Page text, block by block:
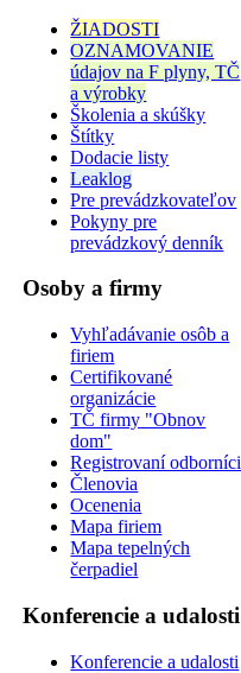
ŽIADOSTI
OZNAMOVANIE
údajov na F plyny, TČ
a výrobky
Školenia a skúšky
Štítky
Dodacie listy
Leaklog
Pre prevádzkovateľov
Pokyny pre
prevádzkový denník
Osoby a firmy
Vyhľadávanie osôb a
firiem
Certifikované
organizácie
TČ firmy "Obnov
dom"
Registrovaní odborníci
Členovia
Ocenenia
Mapa firiem
Mapa tepelných
čerpadiel
Konferencie a udalosti
Konferencie a udalosti